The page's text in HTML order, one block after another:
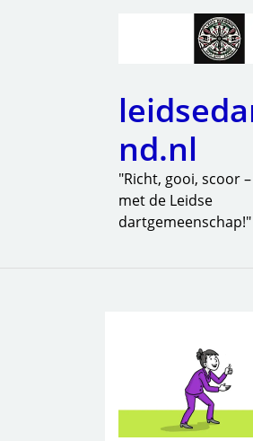
nd.nl
"Richt, gooi, scoor
met de Leidse
dartgemeenschap!"